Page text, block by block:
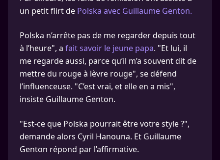
un petit flirt de Polska avec Guillaume Genton.
Polska n’arrête pas de me regarder depuis tout
à l’heure", a fait savoir le jeune papa. "Et lui, il
me regarde aussi, parce qu’il m’a souvent dit de
mettre du rouge à lèvre rouge", se défend
l’influenceuse. "C’est vrai, et elle en a mis",
insiste Guillaume Genton.
"Est-ce que Polska pourrait être votre style ?",
demande alors Cyril Hanouna. Et Guillaume
Genton répond par l’affirmative.